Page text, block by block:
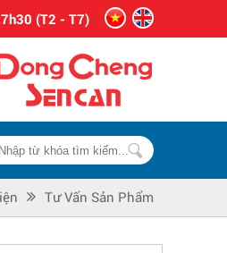
(T2 - T7)
Tư Vấn Sản Phẩm